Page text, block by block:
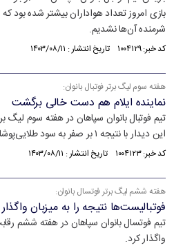
بازی امروز تعداد هواداران بیشتر شده
شرمنده آن‌ها نشديم.
کد خبر: ۱۰۰۴۱۲۹ تاریخ انتشار : ۱۴۰۳/۰۸/۱۱
هفته سوم لیگ برتر فوتبال بانوان:
نماینده ایلام هم دست خالی برگشت
تیم فوتبال بانوان سپاهان در هفته سوم لیگ
این دیدار با نتیجه ۱ بر صفر به سود طلایی‌پوشان به پایان رسید.
کد خبر: ۱۰۰۴۱۲۳ تاریخ انتشار : ۱۴۰۳/۰۸/۱۱
هفته ششم لیگ برتر فوتسال بانوان:
فوتبالیست‌ها نتیجه را به میزبان
تیم فوتسال بانوان سپاهان در هفته ششم
واگذار کرد.